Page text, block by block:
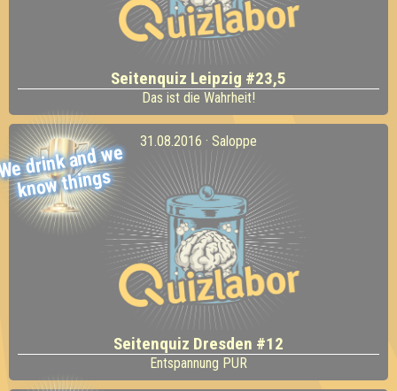
Seitenquiz Leipzig #23,5
Das ist die Wahrheit!
drink and
w things
31.08.2016 · Saloppe
Seitenquiz Dresden #12
Entspannung PUR